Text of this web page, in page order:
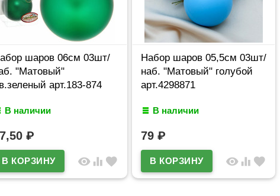
шаров 06см 03шт/
"Матовый"
арт.183-874
В наличии
₽
visibility equalizer favorite
Набор шаров 05,5см 03шт/
наб. "Матовый" голубой
арт.4298871
В наличии
79₽
visibility equalizer favorite